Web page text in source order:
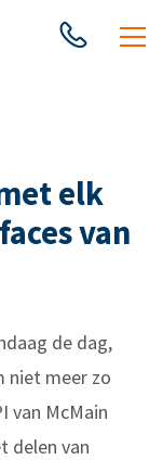
elk
van
de dag,
niet meer zo
van McMain
delen van